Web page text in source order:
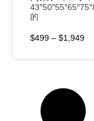
的
$499 – $1,949